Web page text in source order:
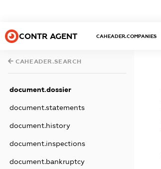
CONTR AGENT CAHEADER.COMPANIES
CAHEADER.SEARCH
document.dossier
document.statements
document.history
document.inspections
document.bankruptcy